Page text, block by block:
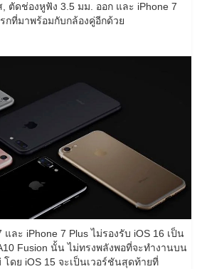
ตัดช่องหูฟัง 3.5 มม. ออก และ iPhone 7
กที่มาพร้อมกับกล้องคู่อีกด้วย
ละ iPhone 7 Plus ไม่รองรับ iOS 16 เป็น
Fusion นั้น ไม่ทรงพลังพอที่จะทำงานบน
โดย iOS 15 จะเป็นเวอร์ชันสุดท้ายที่